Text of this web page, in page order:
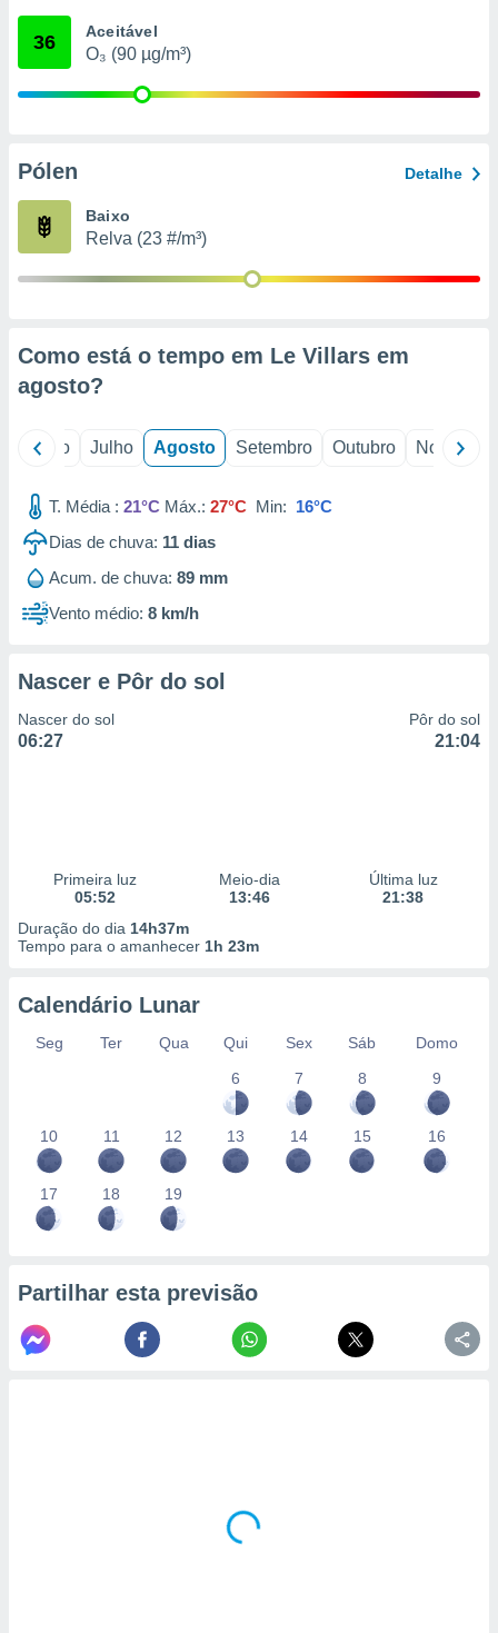
através
estudos
1199
36 Aceitável
O₃ (90 µg/m³)
Pólen Detalhe
Baixo
Relva (23 #/m³)
Como está o tempo em Le Villars em
agosto?
Junho Julho Agosto Setembro Outubro Novembro
T. Média : 21°C Máx.: 27°C Min: 16°C
Dias de chuva: 11 dias
Acum. de chuva: 89 mm
Vento médio: 8 km/h
Nascer e Pôr do sol
Nascer do sol
06:27
Pôr do sol
21:04
Primeira luz
05:52
Meio-dia
13:46
Última luz
21:38
Duração do dia 14h37m
Tempo para o amanhecer 1h 23m
Calendário Lunar
Seg Ter Qua Qui Sex Sáb
Domo
6
7 8 9
10 11 12 13 14 15 16
17 18 19
Partilhar esta previsão